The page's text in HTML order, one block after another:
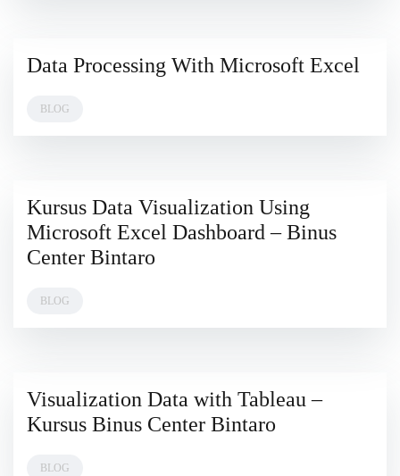
4
2024
Data Processing With Microsoft Excel
BLOG
15
JULY
2023
Kursus Data Visualization Using
Microsoft Excel Dashboard – Binus
Center Bintaro
BLOG
15
JULY
Visualization Data with Tableau –
Kursus Binus Center Bintaro
BLOG